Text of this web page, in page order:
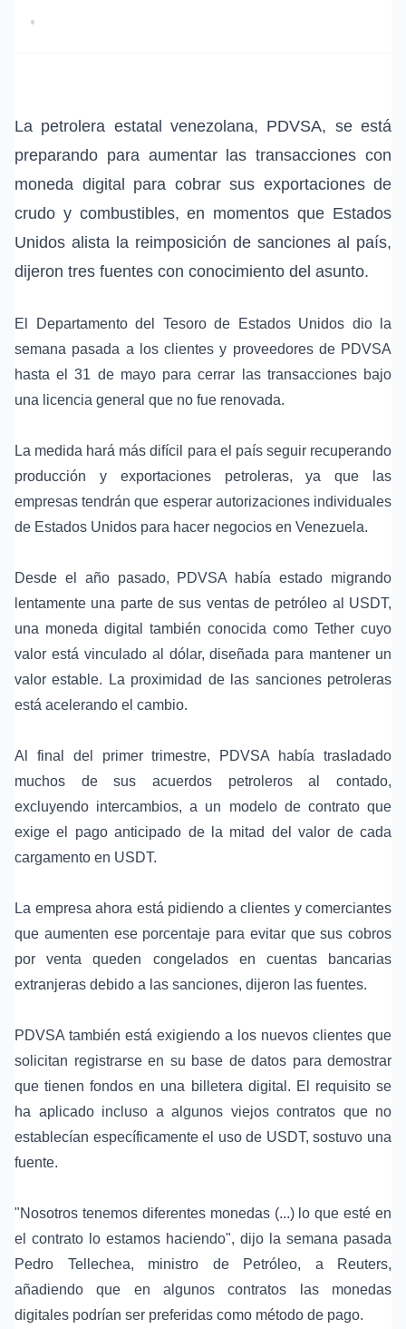
•
La petrolera estatal venezolana, PDVSA, se está
preparando para aumentar las transacciones con
moneda digital para cobrar sus exportaciones de
crudo y combustibles, en momentos que Estados
Unidos alista la reimposición de sanciones al país,
dijeron tres fuentes con conocimiento del asunto.
El Departamento del Tesoro de Estados Unidos dio la
semana pasada a los clientes y proveedores de PDVSA
hasta el 31 de mayo para cerrar las transacciones bajo
una licencia general que no fue renovada.
La medida hará más difícil para el país seguir recuperando
producción y exportaciones petroleras, ya que las
empresas tendrán que esperar autorizaciones individuales
de Estados Unidos para hacer negocios en Venezuela.
Desde el año pasado, PDVSA había estado migrando
lentamente una parte de sus ventas de petróleo al USDT,
una moneda digital también conocida como Tether cuyo
valor está vinculado al dólar, diseñada para mantener un
valor estable. La proximidad de las sanciones petroleras
está acelerando el cambio.
Al final del primer trimestre, PDVSA había trasladado
muchos de sus acuerdos petroleros al contado,
excluyendo intercambios, a un modelo de contrato que
exige el pago anticipado de la mitad del valor de cada
cargamento en USDT.
La empresa ahora está pidiendo a clientes y comerciantes
que aumenten ese porcentaje para evitar que sus cobros
por venta queden congelados en cuentas bancarias
extranjeras debido a las sanciones, dijeron las fuentes.
PDVSA también está exigiendo a los nuevos clientes que
solicitan registrarse en su base de datos para demostrar
que tienen fondos en una billetera digital. El requisito se
ha aplicado incluso a algunos viejos contratos que no
establecían específicamente el uso de USDT, sostuvo una
fuente.
"Nosotros tenemos diferentes monedas (...) lo que esté en
el contrato lo estamos haciendo", dijo la semana pasada
Pedro Tellechea, ministro de Petróleo, a Reuters,
añadiendo que en algunos contratos las monedas
digitales podrían ser preferidas como método de pago.